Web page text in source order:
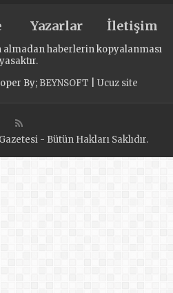
Yazarlar İletişim
haberlerin kopyalanması
yasaktır.
By; BEYNSOFT Ucuz site
- Bütün Hakları Saklıdır.